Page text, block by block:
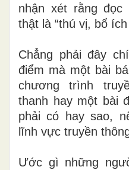
nhận xét rằng
thật là “thú vị, bổ
Chẳng phải đây
điểm mà một bài
chương trình
thanh hay một bài
phải có hay sao,
lĩnh vực truyền
Ước gì những